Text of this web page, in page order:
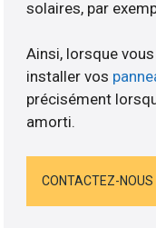
solaires, par
Ainsi, lorsque
installer vos
précisément
amorti.
CONTACTEZ-NOUS